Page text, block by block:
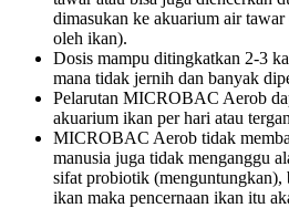
dimasukan ke akuarium air
oleh ikan).
Dosis mampu ditingkatkan 2-3
mana tidak jernih dan banyak
Pelarutan MICROBAC Aerob
akuarium ikan per hari atau
MICROBAC Aerob tidak
manusia juga tidak menganggu
sifat probiotik (menguntungkan),
ikan maka pencernaan ikan itu